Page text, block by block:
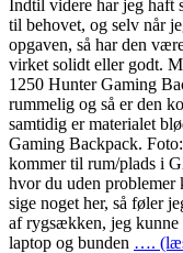
Indtil videre har jeg haft
til behovet, og selv når
opgaven, så har den
virket solidt eller godt.
1250 Hunter Gaming
rummelig og så er den
samtidig er materialet
Gaming Backpack.
kommer til rum/plads i
hvor du uden problemer
sige noget her, så føler
af rygsækken, jeg kunne
laptop og bunden ….